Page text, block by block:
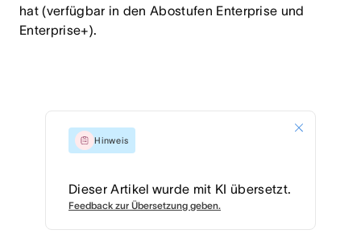
hat (verfügbar in den Abostufen Enterprise und
Enterprise+).
Hinweis
Dieser Artikel wurde mit KI übersetzt.
Feedback zur Übersetzung geben.